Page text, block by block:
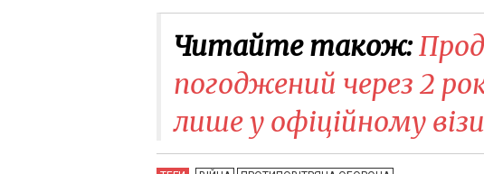
Читайте також:
погоджений через 2
лише у офіційному